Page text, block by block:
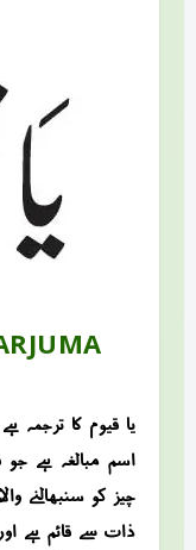
یا قیوم کا ترجمہ
اسم مبالغہ ہے جو
چیز کو سنبھالنے
ذات سے قائم ہے